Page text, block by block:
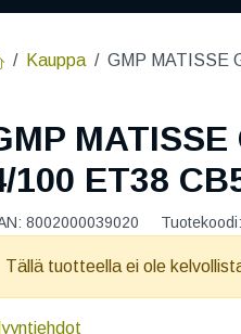
Kauppa GMP MATISSE
100 ET38
8002000039020 Tuotekoodi:
Tällä tuotteella ei ole